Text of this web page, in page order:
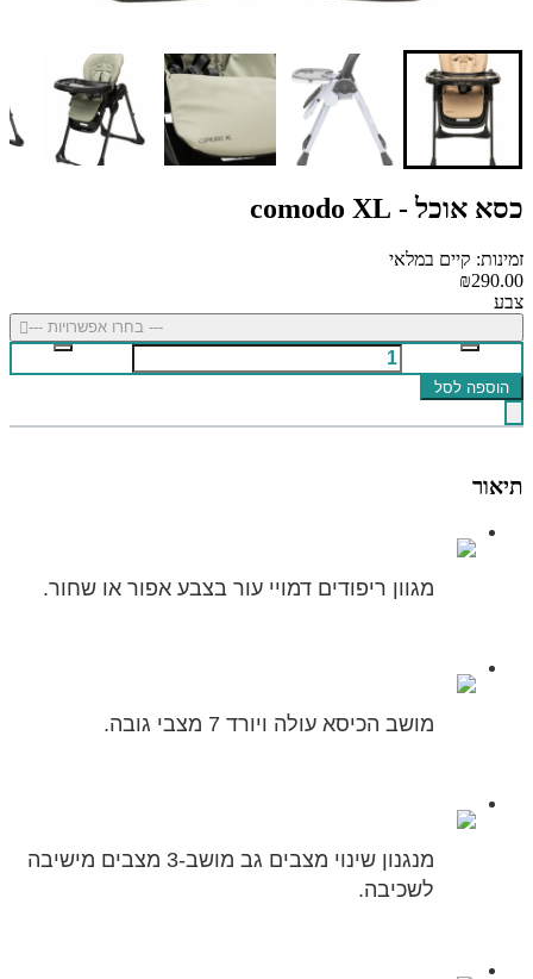
כסא אוכל - comodo XL
זמינות: קיים במלאי
₪290.00
צבע
--- בחרו אפשרויות ---
הוספה לסל
תיאור
מגוון ריפודים דמויי עור בצבע אפור או שחור.
מושב הכיסא עולה ויורד 7 מצבי גובה.
מנגנון שינוי מצבים גב מושב-3 מצבים מישיבה
לשכיבה.